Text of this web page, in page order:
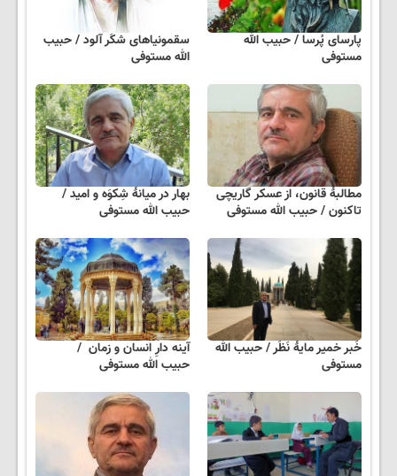
پارسای پُرسا / حبیب الله
مستوفی
سقمونیاهای شکَر آلود / حبیب
الله مستوفی
مطالبهٔ قانون، از عسکر گاریچی
تاکنون / حبیب الله مستوفی
بهار در میانهٔ شِکوَه و امید /
حبیب الله مستوفی
خَبر خمیر مایهٔ نَظَر / حبیب الله
مستوفی
آینه دارِ انسان و زمان /
حبیب الله مستوفی